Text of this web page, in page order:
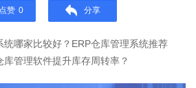
点赞 0 分享
统哪家比较好？ERP仓库管理系统推荐
管理软件提升库存周转率？